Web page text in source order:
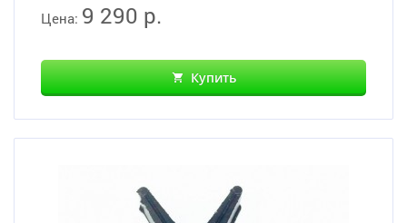
Цена: 9 290 р.
Купить